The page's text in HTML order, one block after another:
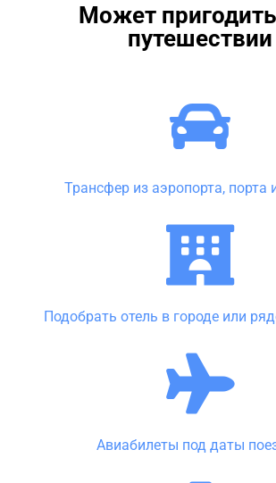
Может
путешествии
Трансфер из аэропорта, порта
Подобрать отель в городе или
Авиабилеты под даты